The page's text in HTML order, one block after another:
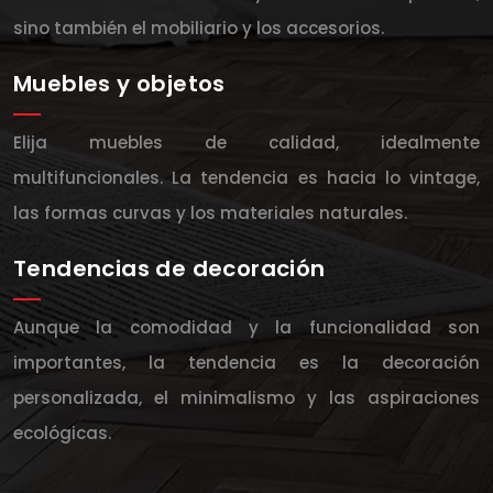
sino también el mobiliario y los accesorios.
Muebles y objetos
Elija muebles de calidad, idealmente
multifuncionales. La tendencia es hacia lo vintage,
las formas curvas y los materiales naturales.
Tendencias de decoración
Aunque la comodidad y la funcionalidad son
importantes, la tendencia es la decoración
personalizada, el minimalismo y las aspiraciones
ecológicas.